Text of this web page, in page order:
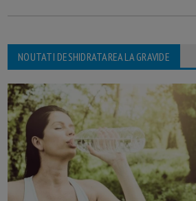
NOUTATI DESHIDRATAREA LA GRAVIDE